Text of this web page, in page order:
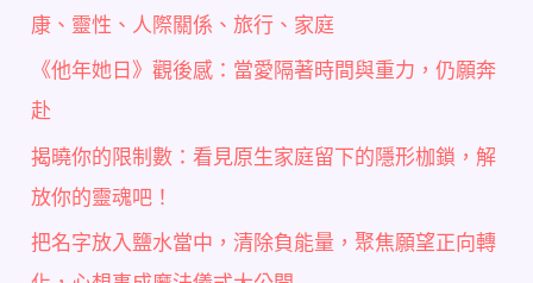
康、靈性、人際關係、旅行、家庭
《他年她日》觀後感：當愛隔著時間與重力，仍願奔
赴
揭曉你的限制數：看見原生家庭留下的隱形枷鎖，解
放你的靈魂吧！
把名字放入鹽水當中，清除負能量，聚焦願望正向轉